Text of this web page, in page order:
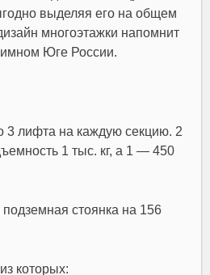
выделяя его на общем
многоэтажки напомнит
Юге России.
3 лифта на каждую секцию. 2
1 тыс. кг, а 1 — 450
стоянка на 156
которых: